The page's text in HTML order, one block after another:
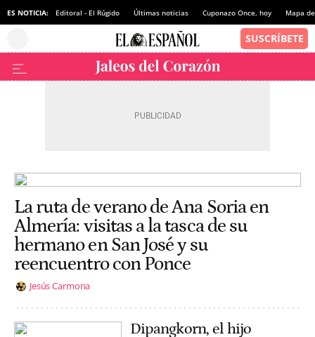
ES NOTICIA: Editoral - El Rúgido Últimas noticias Cuponazo Once, hoy Mapa
La ruta de verano de Ana Soria en
Almería: visitas a la tasca de su
hermano en San José y su
reencuentro con Ponce
Jesús Carmona
Dipangkorn, el hijo